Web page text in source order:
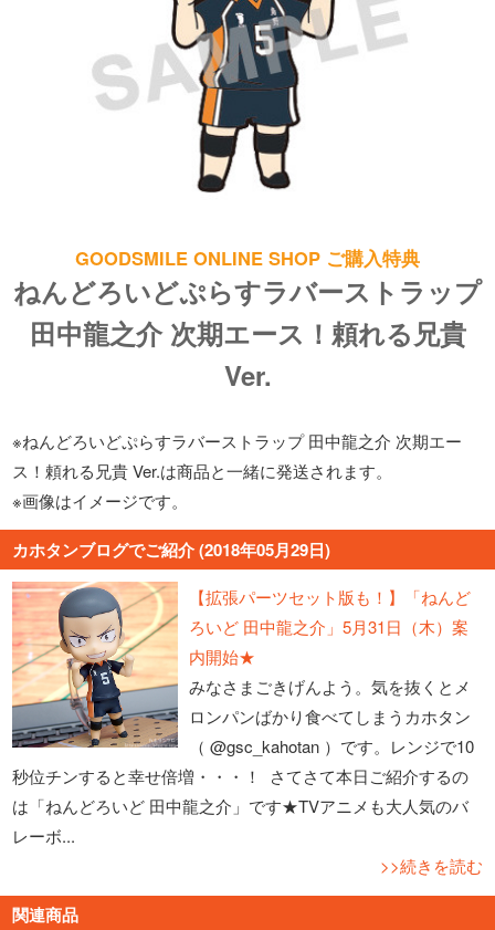
GOODSMILE ONLINE SHOP ご購入特典
ねんどろいどぷらすラバーストラップ
田中龍之介 次期エース！頼れる兄貴
Ver.
※ねんどろいどぷらすラバーストラップ 田中龍之介 次期エー
ス！頼れる兄貴 Ver.は商品と一緒に発送されます。
※画像はイメージです。
カホタンブログでご紹介 (2018年05月29日)
【拡張パーツセット版も！】「ねんど
ろいど 田中龍之介」5月31日（木）案
内開始★
みなさまごきげんよう。気を抜くとメ
ロンパンばかり食べてしまうカホタン
（ @gsc_kahotan ）です。レンジで10
秒位チンすると幸せ倍増・・・！ さてさて本日ご紹介するの
は「ねんどろいど 田中龍之介」です★TVアニメも大人気のバ
レーボ...
>>続きを読む
関連商品